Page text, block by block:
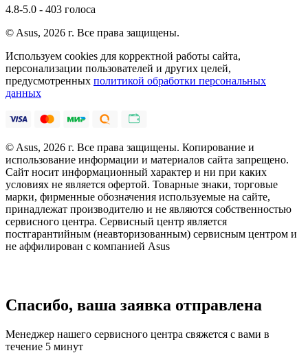
4.8-5.0 - 403 голоса
© Asus, 2026 г. Все права защищены.
Используем cookies для корректной работы сайта,
персонализации пользователей и других целей,
предусмотренных политикой обработки персональных
данных
© Asus, 2026 г. Все права защищены. Копирование и
использование информации и материалов сайта запрещено.
Сайт носит информационный характер и ни при каких
условиях не является офертой. Товарные знаки, торговые
марки, фирменные обозначения используемые на сайте,
принадлежат производителю и не являются собственностью
сервисного центра. Сервисный центр является
постгарантийным (неавторизованным) сервисным центром и
не аффилирован с компанией Asus
Спасибо, ваша заявка отправлена
Менеджер нашего сервисного центра свяжется с вами в
течение 5 минут